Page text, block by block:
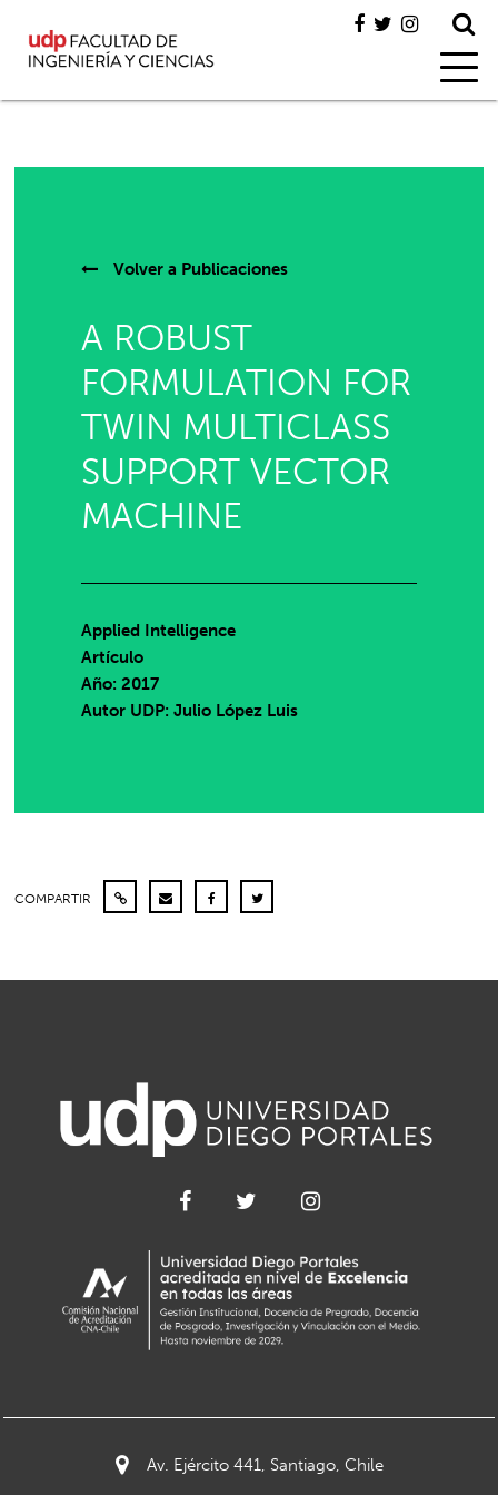
Volver a Publicaciones
A ROBUST
FORMULATION FOR
TWIN MULTICLASS
SUPPORT VECTOR
MACHINE
Applied Intelligence
Artículo
Año: 2017
Autor UDP:Julio López Luis
COMPARTIR
Av. Ejército 441, Santiago, Chile